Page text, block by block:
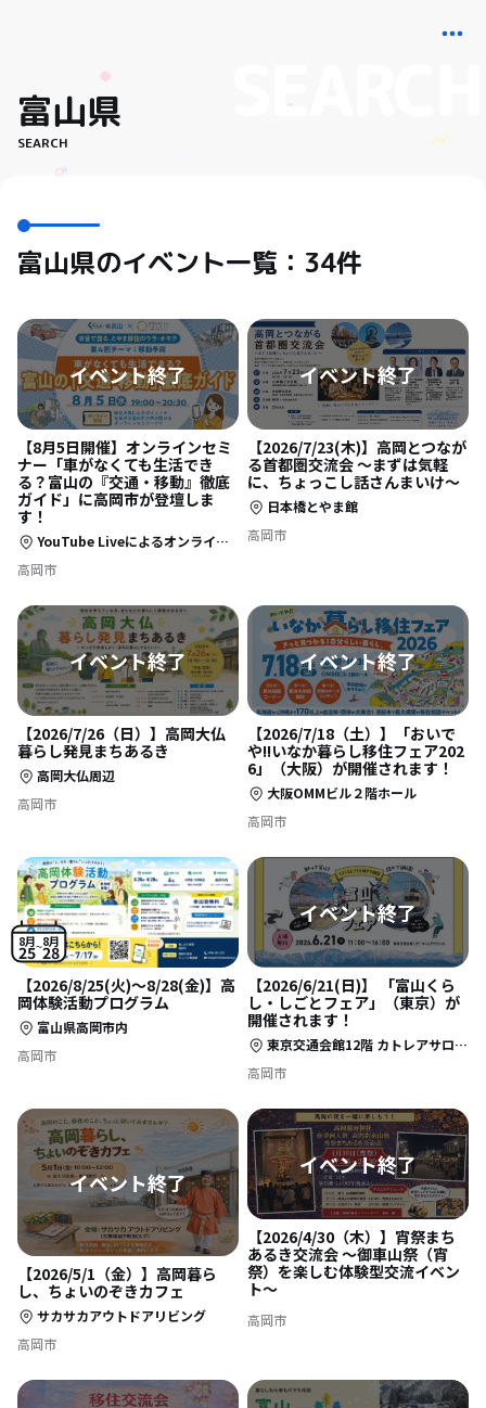
富山県
SEARCH
富山県のイベント一覧：34件
【8月5日開催】オンラインセミ
ナー「車がなくても生活でき
る？富山の『交通・移動』徹底
ガイド」に高岡市が登壇しま
す！
YouTube Liveによるオンライン開催（事前申込制）
高岡市
【2026/7/23(木)】高岡とつなが
る首都圏交流会 〜まずは気軽
に、ちょっこし話さんまいけ〜
日本橋とやま館
高岡市
【2026/7/26（日）】高岡大仏
暮らし発見まちあるき
高岡大仏周辺
高岡市
【2026/7/18（土）】「おいで
や!!いなか暮らし移住フェア202
6」（大阪）が開催されます！
大阪OMMビル２階ホール
高岡市
8月
25
8月
28
【2026/8/25(火)〜8/28(金)】高
岡体験活動プログラム
富山県高岡市内
高岡市
【2026/6/21(日)】 「富山くら
し・しごとフェア」（東京）が
開催されます！
東京交通会館12階 カトレアサロンA （東京都千代田区有楽町2-10-1）
高岡市
【2026/5/1（金）】高岡暮ら
し、ちょいのぞきカフェ
サカサカアウトドアリビング
高岡市
【2026/4/30（木）】宵祭まち
あるき交流会 〜御車山祭（宵
祭）を楽しむ体験型交流イベン
ト〜
高岡市